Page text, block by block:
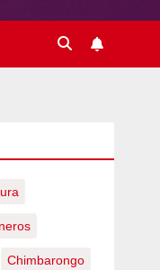
Chimbarongo